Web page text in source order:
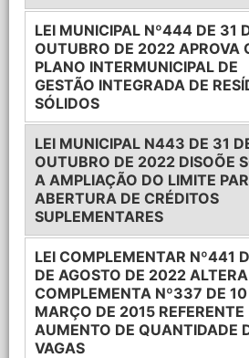
LEI MUNICIPAL Nº444 DE 31
OUTUBRO DE 2022 APROVA
PLANO INTERMUNICIPAL DE
GESTÃO INTEGRADA DE
SÓLIDOS
LEI MUNICIPAL N443 DE 31
OUTUBRO DE 2022 DISOÕE
A AMPLIAÇÃO DO LIMITE
ABERTURA DE CRÉDITOS
SUPLEMENTARES
LEI COMPLEMENTAR Nº441
DE AGOSTO DE 2022
COMPLEMENTA Nº337 DE 10
MARÇO DE 2015 REFERENTE
AUMENTO DE QUANTIDADE
VAGAS